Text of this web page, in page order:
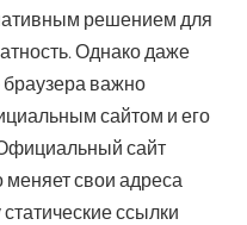
решением для
Однако даже
браузера важно
сайтом и его
сайт
меняет свои адреса
ссылки